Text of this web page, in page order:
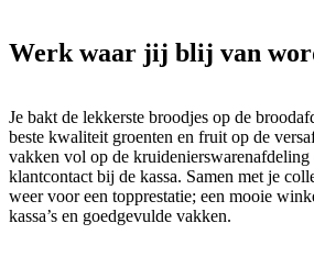
Werk waar jij blij van
Je bakt de lekkerste broodjes op de
beste kwaliteit groenten en fruit op de
vakken vol op de kruidenierswarenafdeling
klantcontact bij de kassa. Samen met je
weer voor een topprestatie; een mooie
kassa’s en goedgevulde vakken.